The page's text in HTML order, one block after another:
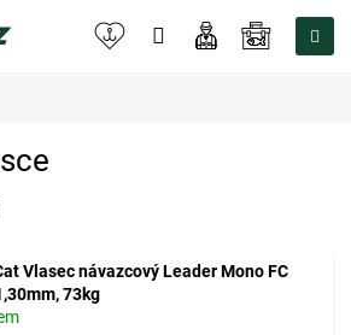
NÁKUPNÍ
Vlasec návazcový Leader Mono FC
73kg